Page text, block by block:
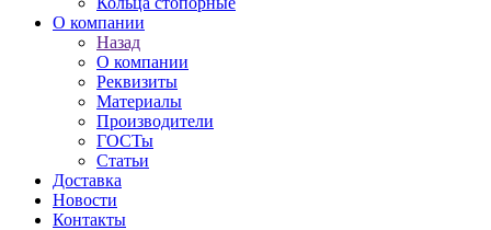
О компании
Назад
О компании
Реквизиты
Материалы
Производители
ГОСТы
Статьи
Доставка
Новости
Контакты